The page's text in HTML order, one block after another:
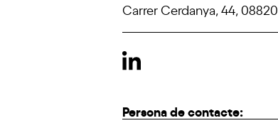
Carrer Cerdanya, 44,
Persona de contacte: